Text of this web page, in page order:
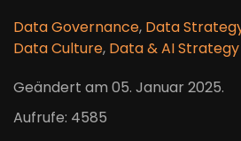
Data Governance, Data
Data Culture, Data & AI Strategy
Geändert am 05. Januar 2025.
Aufrufe: 4585